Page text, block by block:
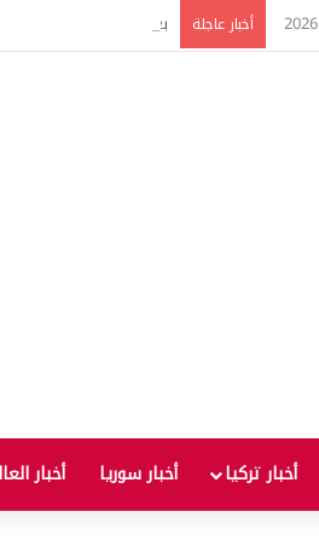
أخبار عاجلة بعد 22 شهراً.. الصين تنفذ أقوى عملية شراء للذهب منذ أكتوبر 2023
أخبار تركيا أخبار سوريا أخبار